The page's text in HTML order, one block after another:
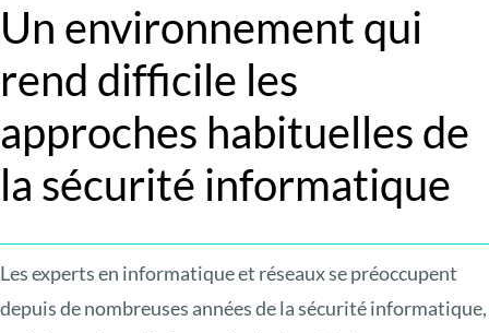
Un environnement qui
rend difficile les
approches habituelles de
la sécurité informatique
Les experts en informatique et réseaux se préoccupent
depuis de nombreuses années de la sécurité informatique,